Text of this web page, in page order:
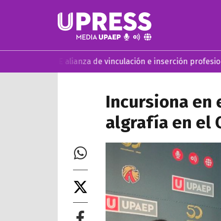
alianza de vinculación e inserción profesionalUPAEP
Incursiona en
algrafía en el